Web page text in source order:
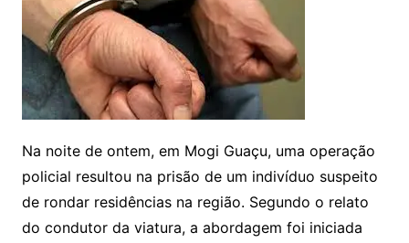
Na noite de ontem, em Mogi Guaçu, uma operação
policial resultou na prisão de um indivíduo suspeito
de rondar residências na região. Segundo o relato
do condutor da viatura, a abordagem foi iniciada